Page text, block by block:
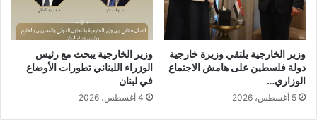
وزير الخارجية يلتقي وزيرة خارجية
دولة فلسطين على هامش الاجتماع
الوزاري…
5 أغسطس، 2026
وزير الخارجية يبحث مع رئيس
الوزراء اللبناني تطورات الأوضاع
في لبنان
4 أغسطس، 2026